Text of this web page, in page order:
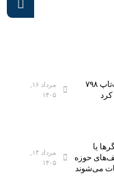
هواوی از MPVهای لوکس و لپ‌تاپ ۷۹۸
۱۴۰۵
یا
حوزه
می‌شوند
۱۴۰۵